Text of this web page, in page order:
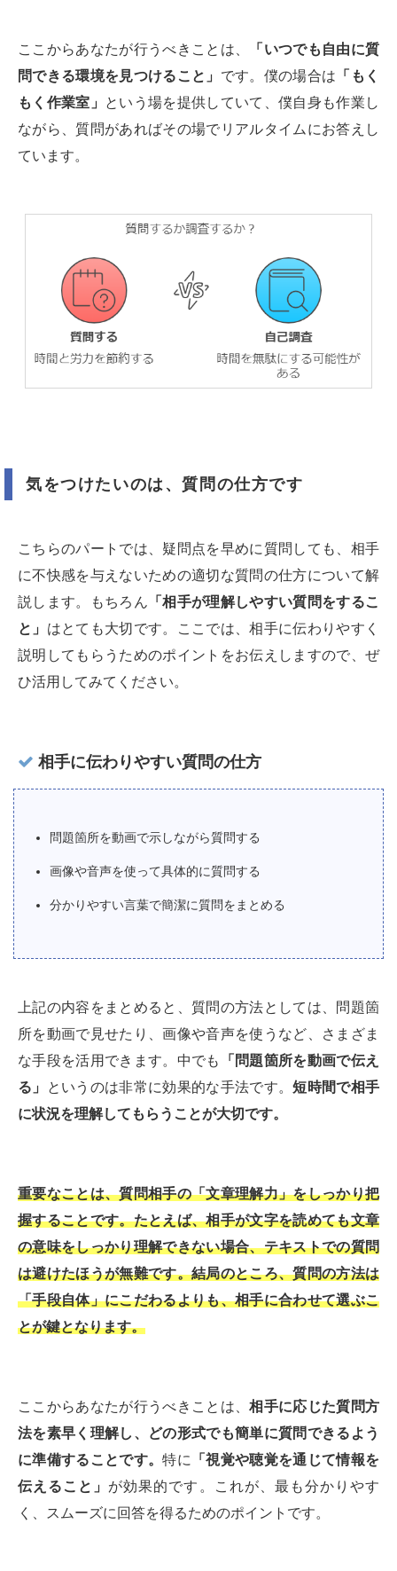
ここからあなたが行うべきことは、
「いつでも自由に質
問できる環境を見つけること」 です。僕の場合は 「もく
もく作業室」
という場を提供していて、僕自身も作業し
ながら、質問があればその場でリアルタイムにお答えし
ています。
気をつけたいのは、質問の仕方です
こちらのパートでは、疑問点を早めに質問しても、相手
に不快感を与えないための適切な質問の仕方について解
説します。もちろん 「相手が理解しやすい質問をするこ
と」 はとても大切です。ここでは、相手に伝わりやすく
説明してもらうためのポイントをお伝えしますので、ぜ
ひ活用してみてください。
相手に伝わりやすい質問の仕方
問題箇所を動画で示しながら質問する
画像や音声を使って具体的に質問する
分かりやすい言葉で簡潔に質問をまとめる
上記の内容をまとめると、質問の方法としては、問題箇
所を動画で見せたり、画像や音声を使うなど、さまざま
な手段を活用できます。中でも
「問題箇所を動画で伝え
る」
というのは非常に効果的な手法です。短時間で相手
に状況を理解してもらうことが大切です。
重要なことは、質問相手の「文章理解力」をしっかり把
握することです。たとえば、相手が文字を読めても文章
の意味をしっかり理解できない場合、テキストでの質問
は避けたほうが無難です。結局のところ、質問の方法は
「手段自体」にこだわるよりも、相手に合わせて選ぶこ
とが鍵となります。
ここからあなたが行うべきことは、相手に応じた質問方
法を素早く理解し、どの形式でも簡単に質問できるよう
に準備することです。特に
「視覚や聴覚を通じて情報を
伝えること」 が効果的です。これが、最も分かりやす
く、スムーズに回答を得るためのポイントです。